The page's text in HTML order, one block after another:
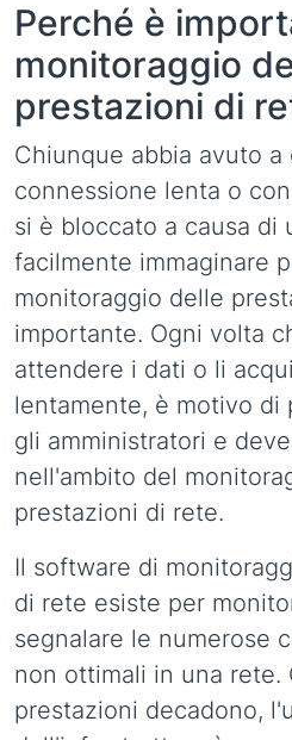
Perché è
monitoraggio
prestazioni di
Chiunque abbia avuto
connessione lenta o
si è bloccato a causa di
facilmente immaginare
monitoraggio delle
importante. Ogni volta
attendere i dati o li
lentamente, è motivo di
gli amministratori e
nell'ambito del
prestazioni di rete.
Il software di
di rete esiste per
segnalare le numerose
non ottimali in una rete.
prestazioni decadono,